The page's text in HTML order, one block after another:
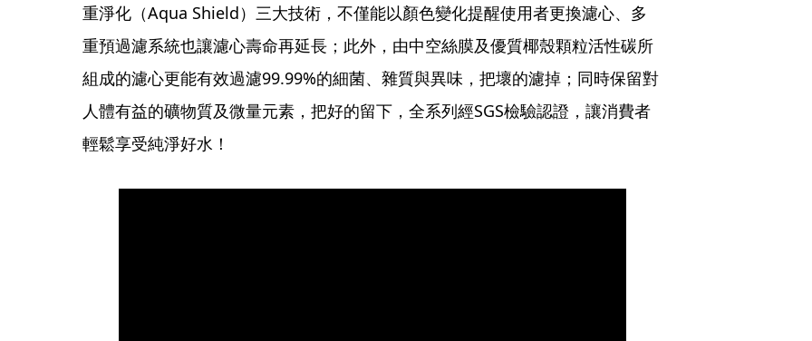
重淨化（Aqua Shield）三大技術，不僅能以顏色變化提醒使用者更換濾心、多
重預過濾系統也讓濾心壽命再延長；此外，由中空絲膜及優質椰殼顆粒活性碳所
組成的濾心更能有效過濾99.99%的細菌、雜質與異味，把壞的濾掉；同時保留對
人體有益的礦物質及微量元素，把好的留下，全系列經SGS檢驗認證，讓消費者
輕鬆享受純淨好水！